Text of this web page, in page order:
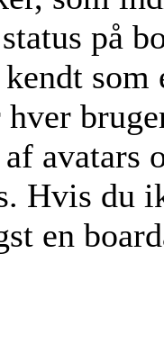
på
avatars
Hvis du
en